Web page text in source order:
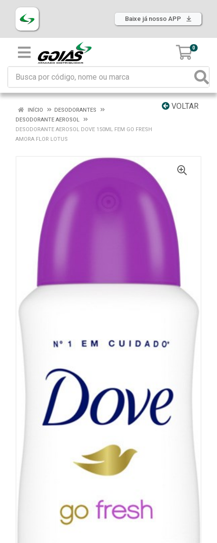
Baixe já nosso APP
0
VOLTAR
INÍCIO
DESODORANTES
DESODORANTE AEROSOL
DESODORANTE AEROSOL DOVE 150ML FEM GO FRESH
AMORA FLOR LOTUS